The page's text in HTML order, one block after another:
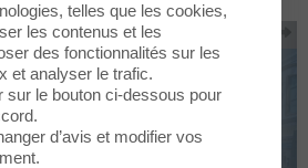
telles que les cookies,
les contenus et les
des fonctionnalités sur les
et analyser le trafic.
sur le bouton ci-dessous pour
d’avis et modifier vos